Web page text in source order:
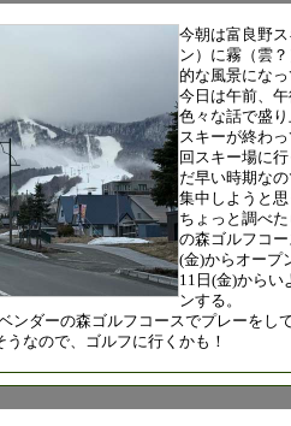
今朝は富良野
ン）に霧（雲
的な風景になっ
今日は午前、午
色々な話で盛り
スキーが終わ
回スキー場に
だ早い時期な
集中しようと思
ちょっと調べ
の森ゴルフコ
(金)からオープ
11日(金)からい
ンする。
ンダーの森ゴルフコースでプレーをして
なので、ゴルフに行くかも！